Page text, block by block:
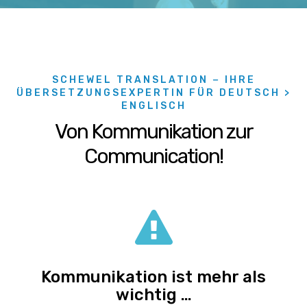
SCHEWEL TRANSLATION − IHRE
ÜBERSETZUNGSEXPERTIN FÜR DEUTSCH >
ENGLISCH
Von Kommunikation zur
Communication!
Kommunikation ist mehr als
wichtig …